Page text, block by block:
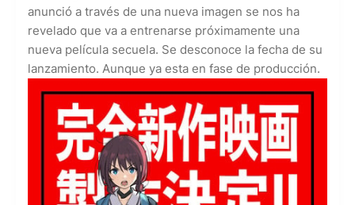
anunció a través de una nueva imagen se nos ha
revelado que va a entrenarse próximamente una
nueva película secuela. Se desconoce la fecha de su
lanzamiento. Aunque ya esta en fase de producción.